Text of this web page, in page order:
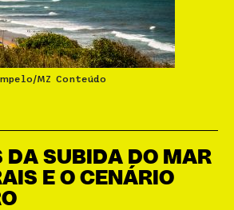
DA SUBIDA DO MAR
E O CENÁRIO
MZ Conteúdo